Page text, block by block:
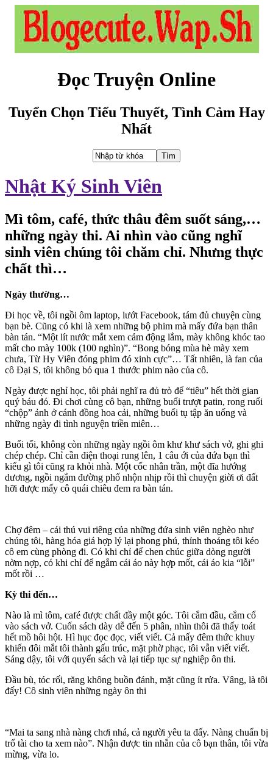
Đọc Truyện Online
Tuyển Chọn Tiểu Thuyết, Tình Cảm Hay
Nhất
Nhật Ký Sinh Viên
Mì tôm, café, thức thâu đêm suốt sáng,…
những ngày thi. Ai nhìn vào cũng nghĩ
sinh viên chúng tôi chăm chỉ. Nhưng thực
chất thì…
Ngày thường…
Đi học về, tôi ngồi ôm laptop, lướt Facebook, tám đủ chuyện cùng
bạn bè. Cũng có khi là xem những bộ phim mà mấy đứa bạn thân
bàn tán. “Một lít nước mắt xem cảm động lắm, mày không khóc tao
mất cho mày 100k (100 nghìn)”. “Bong bóng mùa hè mày xem
chưa, Từ Hy Viên đóng phim đó xinh cực”… Tất nhiên, là fan của
cô Đại S, tôi không bỏ qua 1 thước phim nào của cô.
Ngày được nghỉ học, tôi phải nghĩ ra đủ trò để “tiêu” hết thời gian
quý báu đó. Đi chơi cùng cô bạn, những buổi trượt patin, rong ruổi
“chộp” ảnh ở cánh đồng hoa cải, những buổi tụ tập ăn uống và
những ngày đi tình nguyện triền miên…
Buổi tối, không còn những ngày ngồi ôm khư khư sách vở, ghi ghi
chép chép. Chỉ cần điện thoại rung lên, 1 câu ới của đứa bạn thì
kiểu gì tôi cũng ra khỏi nhà. Một cốc nhân trần, một đĩa hướng
dương, ngồi ngắm đường phố nhộn nhịp rồi thì chuyện giời ơi đất
hỡi được mấy cô quái chiêu đem ra bàn tán.
Chợ đêm – cái thú vui riêng của những đứa sinh viên nghèo như
chúng tôi, hàng hóa giá hợp lý lại phong phú, thỉnh thoảng tôi kéo
cô em cùng phòng đi. Có khi chỉ để chen chúc giữa dòng người
nờm nợp, có khi chỉ để ngắm cái áo này hợp mốt, cái áo kia “lỗi”
mốt rồi …
Kỳ thi đến…
Nào là mì tôm, café được chất đầy một góc. Tôi cắm đầu, cắm cổ
vào sách vở. Cuốn sách dày dễ đến 5 phân, nhìn thôi đã thấy toát
hết mồ hôi hột. Hì hục đọc đọc, viết viết. Cả mấy đêm thức khuy
khiến đôi mắt tôi thành gấu trúc, mặt phờ phạc, tôi vẫn viết viết.
Sáng dậy, tôi với quyển sách và lại tiếp tục sự nghiệp ôn thi.
Đầu bù, tóc rối, răng không buồn đánh, mặt cũng ít rửa. Vâng, là tôi
đấy! Cô sinh viên những ngày ôn thi
“Mai ta sang nhà nàng chơi nhá, cả người yêu ta đấy. Nàng chuẩn bị
trổ tài cho ta xem nào”. Nhận được tin nhắn của cô bạn thân, tôi vừa
mừng, vừa lo.